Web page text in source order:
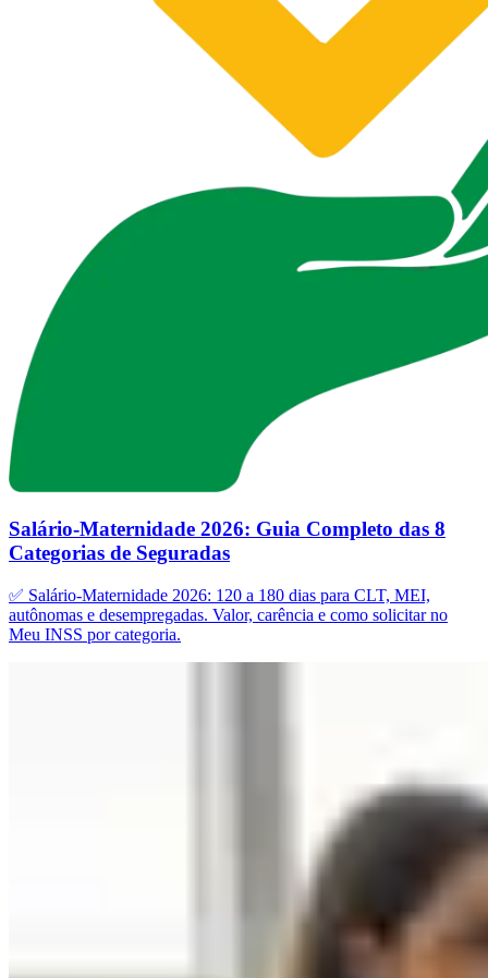
Salário-Maternidade 2026: Guia Completo das 8
Categorias de Seguradas
✅ Salário-Maternidade 2026: 120 a 180 dias para CLT, MEI,
autônomas e desempregadas. Valor, carência e como solicitar no
Meu INSS por categoria.